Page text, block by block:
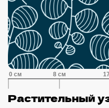
Растительный